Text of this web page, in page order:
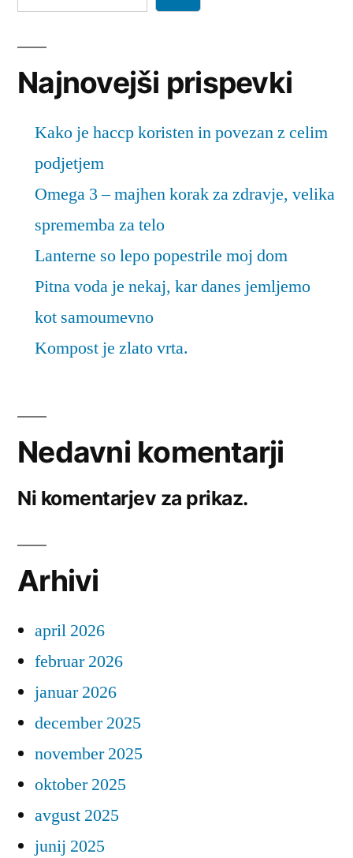
Najnovejši prispevki
Kako je haccp koristen in povezan z celim
podjetjem
Omega 3 – majhen korak za zdravje, velika
sprememba za telo
Lanterne so lepo popestrile moj dom
Pitna voda je nekaj, kar danes jemljemo
kot samoumevno
Kompost je zlato vrta.
Nedavni komentarji
Ni komentarjev za prikaz.
Arhivi
april 2026
februar 2026
januar 2026
december 2025
november 2025
oktober 2025
avgust 2025
junij 2025